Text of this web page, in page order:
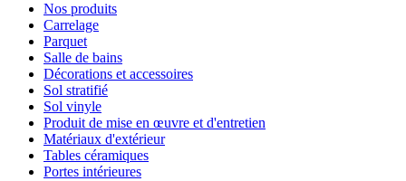
Nos produits
Carrelage
Parquet
Salle de bains
Décorations et accessoires
Sol stratifié
Sol vinyle
Produit de mise en œuvre et d'entretien
Matériaux d'extérieur
Tables céramiques
Portes intérieures